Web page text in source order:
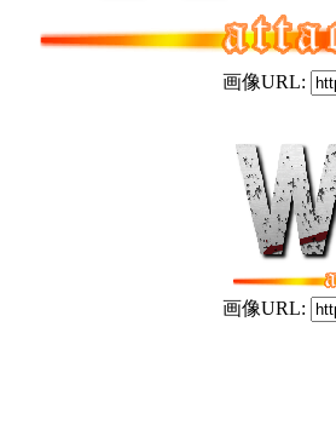
画像URL:
画像URL: